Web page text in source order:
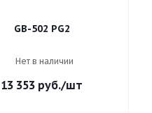
GB-502 PG2
Нет в наличии
13 353 руб./шт